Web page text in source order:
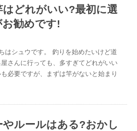
どれがいい?最初に選
勧めです!
シュウです。 釣りを始めたいけど道
さんに行っても、多すぎてどれがいい
必要ですが、まずは竿がないと始まり
ルールはある?おかし